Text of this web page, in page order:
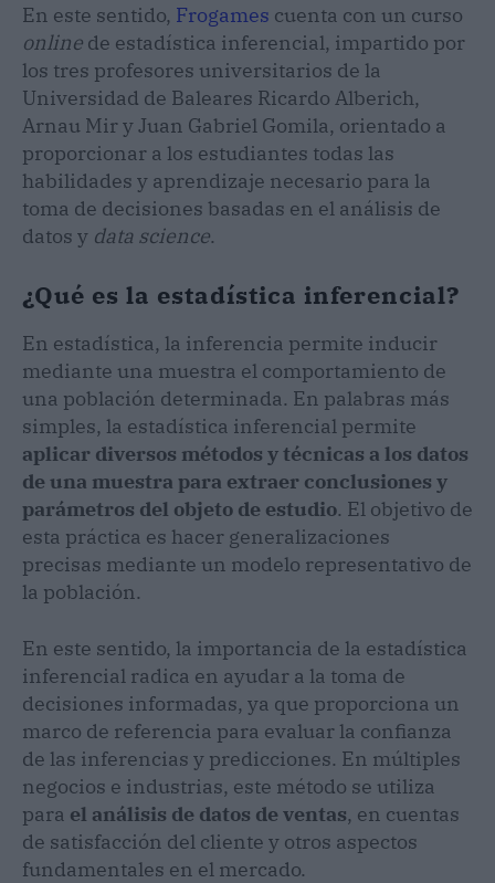
En este sentido, Frogames cuenta con un curso
online de estadística inferencial, impartido por
los tres profesores universitarios de la
Universidad de Baleares Ricardo Alberich,
Arnau Mir y Juan Gabriel Gomila, orientado a
proporcionar a los estudiantes todas las
habilidades y aprendizaje necesario para la
toma de decisiones basadas en el análisis de
datos y data science.
¿Qué es la estadística inferencial?
En estadística, la inferencia permite inducir
mediante una muestra el comportamiento de
una población determinada. En palabras más
simples, la estadística inferencial permite
aplicar diversos métodos y técnicas a los datos
de una muestra para extraer conclusiones y
parámetros del objeto de estudio. El objetivo de
esta práctica es hacer generalizaciones
precisas mediante un modelo representativo de
la población.
En este sentido, la importancia de la estadística
inferencial radica en ayudar a la toma de
decisiones informadas, ya que proporciona un
marco de referencia para evaluar la confianza
de las inferencias y predicciones. En múltiples
negocios e industrias, este método se utiliza
para el análisis de datos de ventas, en cuentas
de satisfacción del cliente y otros aspectos
fundamentales en el mercado.